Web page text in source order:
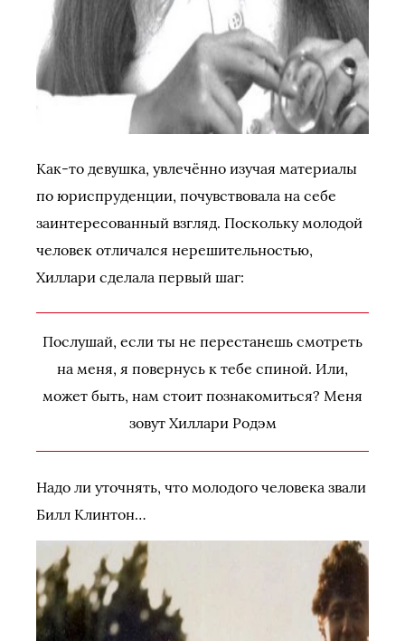
Как-то девушка, увлечённо изучая материалы
по юриспруденции, почувствовала на себе
заинтересованный взгляд. Поскольку молодой
человек отличался нерешительностью,
Хиллари сделала первый шаг:
Послушай, если ты не перестанешь смотреть
на меня, я повернусь к тебе спиной. Или,
может быть, нам стоит познакомиться? Меня
зовут Хиллари Родэм
Надо ли уточнять, что молодого человека звали
Билл Клинтон…